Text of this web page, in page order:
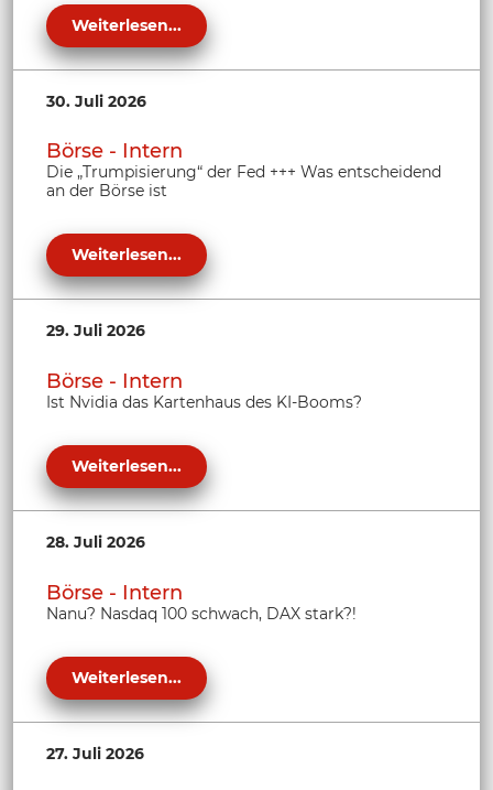
Weiterlesen...
30. Juli 2026
Börse - Intern
Die „Trumpisierung“ der Fed +++ Was entscheidend
an der Börse ist
Weiterlesen...
29. Juli 2026
Börse - Intern
Ist Nvidia das Kartenhaus des KI-Booms?
Weiterlesen...
28. Juli 2026
Börse - Intern
Nanu? Nasdaq 100 schwach, DAX stark?!
Weiterlesen...
27. Juli 2026